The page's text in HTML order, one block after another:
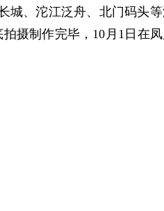
城、沱江泛舟、北门码头
拍摄制作完毕 ，10月1日在